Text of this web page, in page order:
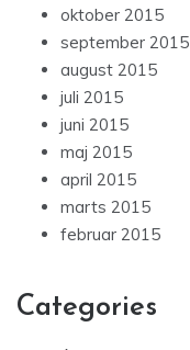
oktober 2015
september 2015
august 2015
juli 2015
juni 2015
maj 2015
april 2015
marts 2015
februar 2015
Categories